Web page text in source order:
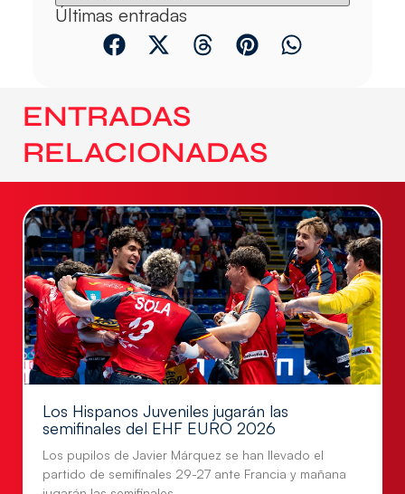
Últimas entradas
ENTRADAS
RELACIONADAS
Los Hispanos Juveniles jugarán las
semifinales del EHF EURO 2026
Los pupilos de Javier Márquez se han llevado el
partido de semifinales 29-27 ante Francia y mañana